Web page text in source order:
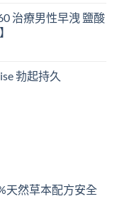
治療男性早洩 鹽酸
勃起持久
天然草本配方安全